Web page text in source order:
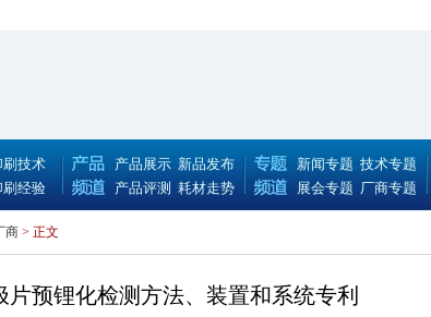
刷技术
刷经验
产品展示 新品发布
产品评测 耗材走势
新闻专题 技术专题
展会专题 厂商专题
商 > 正文
片预锂化检测方法、装置和系统专利